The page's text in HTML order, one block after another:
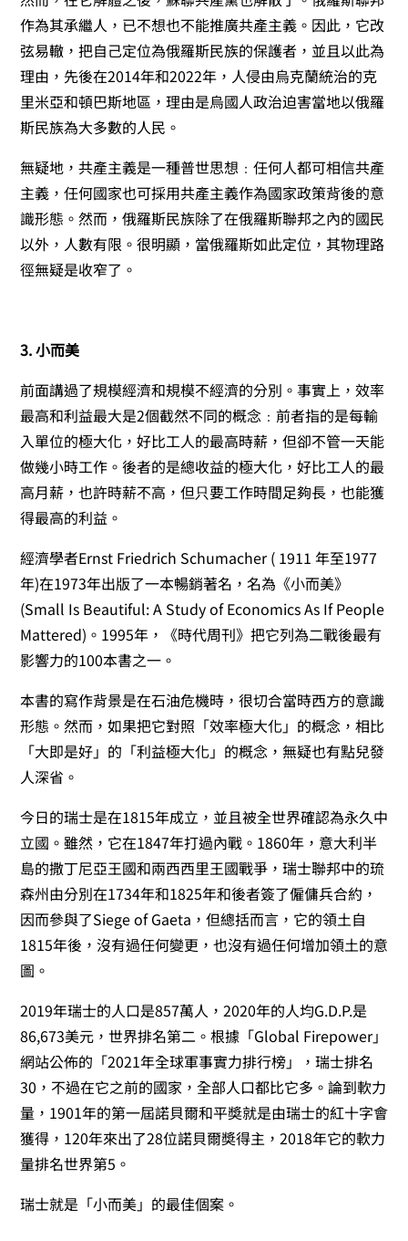
作為其承繼人，已不想也不能推廣共產主義。因此，它改
弦易轍，把自己定位為俄羅斯民族的保護者，並且以此為
理由，先後在2014年和2022年，人侵由烏克蘭統治的克
里米亞和頓巴斯地區，理由是烏國人政治迫害當地以俄羅
斯民族為大多數的人民。
無疑地，共產主義是一種普世思想﹕任何人都可相信共產
主義，任何國家也可採用共產主義作為國家政策背後的意
識形態。然而，俄羅斯民族除了在俄羅斯聯邦之內的國民
以外，人數有限。很明顯，當俄羅斯如此定位，其物理路
徑無疑是收窄了。
3. 小而美
前面講過了規模經濟和規模不經濟的分別。事實上，效率
最高和利益最大是2個截然不同的概念﹕前者指的是每輸
入單位的極大化，好比工人的最高時薪，但卻不管一天能
做幾小時工作。後者的是總收益的極大化，好比工人的最
高月薪，也許時薪不高，但只要工作時間足夠長，也能獲
得最高的利益。
經濟學者Ernst Friedrich Schumacher ( 1911 年至1977
年)在1973年出版了一本暢銷著名，名為《小而美》
(Small Is Beautiful: A Study of Economics As If People
Mattered)。1995年，《時代周刊》把它列為二戰後最有
影響力的100本書之一。
本書的寫作背景是在石油危機時，很切合當時西方的意識
形態。然而，如果把它對照「效率極大化」的概念，相比
「大即是好」的「利益極大化」的概念，無疑也有點兒發
人深省。
今日的瑞士是在1815年成立，並且被全世界確認為永久中
立國。雖然，它在1847年打過內戰。1860年，意大利半
島的撒丁尼亞王國和兩西西里王國戰爭，瑞士聯邦中的琉
森州由分別在1734年和1825年和後者簽了僱傭兵合約，
因而參與了Siege of Gaeta，但總括而言，它的領土自
1815年後，沒有過任何變更，也沒有過任何增加領土的意
圖。
2019年瑞士的人口是857萬人，2020年的人均G.D.P.是
86,673美元，世界排名第二。根據「Global Firepower」
網站公佈的「2021年全球軍事實力排行榜」，瑞士排名
30，不過在它之前的國家，全部人口都比它多。論到軟力
量，1901年的第一屆諾貝爾和平奬就是由瑞士的紅十字會
獲得，120年來出了28位諾貝爾奬得主，2018年它的軟力
量排名世界第5。
瑞士就是「小而美」的最佳個案。